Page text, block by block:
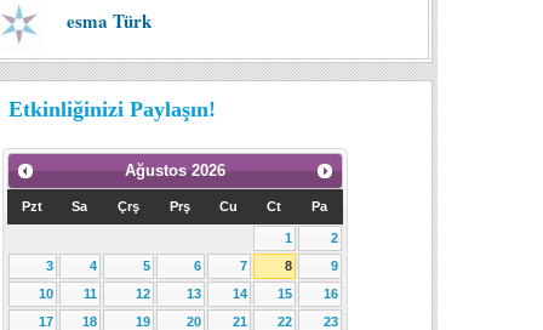
esma Türk
Etkinliğinizi Paylaşın!
Ağustos 2026
Pzt Sa Çrş Prş Cu Ct Pa
1
2
3
4 5 6 7 8
9
10
11 12 13 14 15
16
17
18 19 20 21 22
23